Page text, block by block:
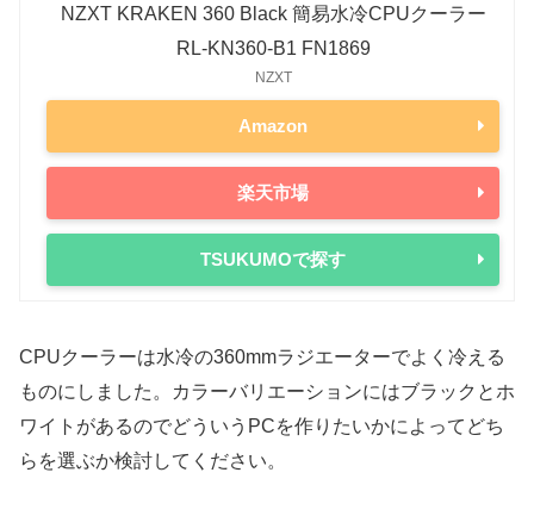
NZXT KRAKEN 360 Black 簡易水冷CPUクーラー
RL-KN360-B1 FN1869
NZXT
Amazon
楽天市場
TSUKUMOで探す
CPUクーラーは水冷の360mmラジエーターでよく冷える
ものにしました。カラーバリエーションにはブラックとホ
ワイトがあるのでどういうPCを作りたいかによってどち
らを選ぶか検討してください。